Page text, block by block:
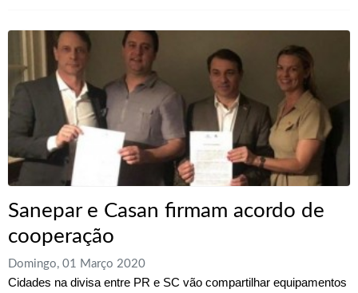
Sanepar e Casan firmam acordo de
cooperação
Domingo, 01 Março 2020
Cidades na divisa entre PR e SC vão compartilhar equipamentos